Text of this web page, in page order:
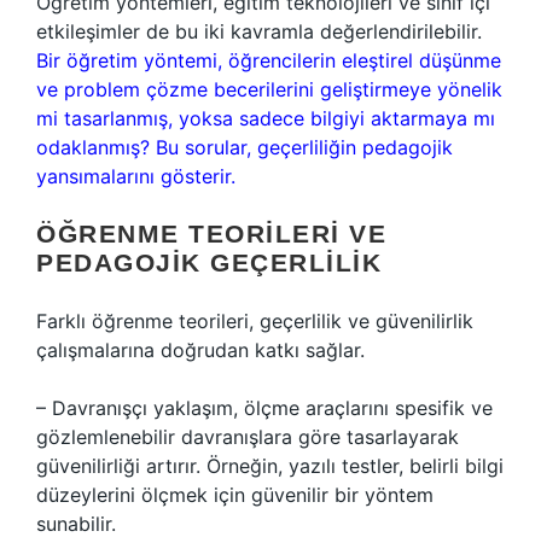
etkileşimler de bu iki kavramla değerlendirilebilir.
Bir öğretim yöntemi, öğrencilerin eleştirel düşünme
ve problem çözme becerilerini geliştirmeye yönelik
mi tasarlanmış, yoksa sadece bilgiyi aktarmaya mı
odaklanmış? Bu sorular, geçerliliğin pedagojik
yansımalarını gösterir.
ÖĞRENME TEORILERI VE
PEDAGOJIK GEÇERLILIK
Farklı öğrenme teorileri, geçerlilik ve güvenilirlik
çalışmalarına doğrudan katkı sağlar.
– Davranışçı yaklaşım, ölçme araçlarını spesifik ve
gözlemlenebilir davranışlara göre tasarlayarak
güvenilirliği artırır. Örneğin, yazılı testler, belirli bilgi
düzeylerini ölçmek için güvenilir bir yöntem
sunabilir.